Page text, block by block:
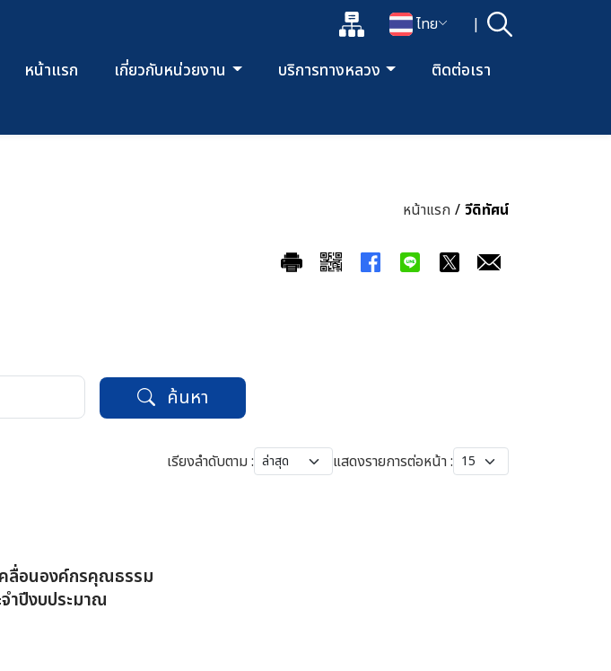
แผนผังเว็บไซต์
เปลี่ยนภาษา
ไทย | ค้นหา
เปิดกล่องค้นหาข้อมูลหลักของเว็บไซต์
หน้าแรก เกี่ยวกับหน่วยงาน บริการทางหลวง ติดต่อเรา
หน้าแรก / วีดิทัศน์
ค้นหา
เรียงลำดับตาม : แสดงรายการต่อหน้า :
ลื่อนองค์กรคุณธรรม
ำปีงบประมาณ